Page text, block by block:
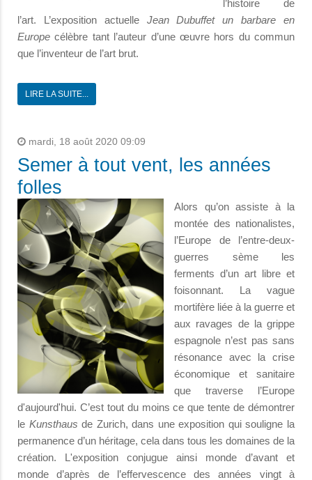
l’histoire de
l’art. L’exposition actuelle Jean Dubuffet un barbare en
Europe célèbre tant l’auteur d’une œuvre hors du commun
que l’inventeur de l’art brut.
LIRE LA SUITE...
mardi, 18 août 2020 09:09
Semer à tout vent, les années
folles
Alors qu’on assiste à la
montée des nationalistes,
l’Europe de l’entre-deux-
guerres sème les
ferments d’un art libre et
foisonnant. La vague
mortifère liée à la guerre et
aux ravages de la grippe
espagnole n’est pas sans
résonance avec la crise
économique et sanitaire
que traverse l’Europe
d'aujourd'hui. C’est tout du moins ce que tente de démontrer
le Kunsthaus de Zurich, dans une exposition qui souligne la
permanence d’un héritage, cela dans tous les domaines de la
création. L'exposition conjugue ainsi monde d’avant et
monde d’après de l’effervescence des années vingt à